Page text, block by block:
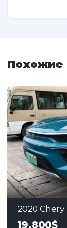
Похожие
2020 Chery
19,800$